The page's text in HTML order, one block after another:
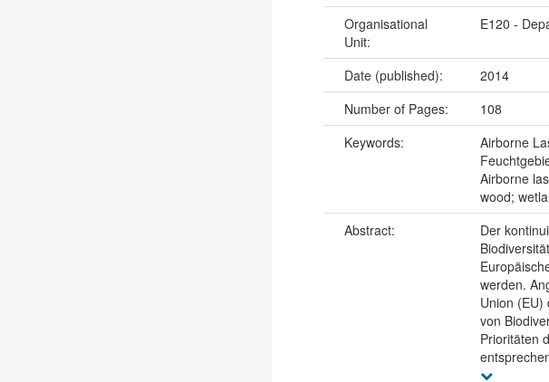
Organisational
Unit:
E120 -
Date (published): 2014
Number of Pages:
108
Keywords:
Airborne
Airborne
wood;
Abstract:
Der
werden.
Union (EU)
von
Prioritäten